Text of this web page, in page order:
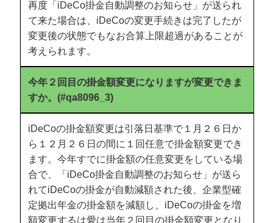
再度「iDeCo掛金自動調整のお知らせ」が送られ
て来た場合は、iDeCoの変更手続きは完了したが
変更後の状態でもなお合算上限超過があることが
考えられます。
今年２回目の掛金額変更になりますが変更できま
すか。(#qa8096_3)
iDeCoの掛金額変更は引落日基準で１月２６日か
ら１２月２６日の間に１回任意で掛金額変更でき
ます。今年すでに掛金額の任意変更をしている場
合で、「iDeCo掛金自動調整のお知らせ」が送ら
れてiDeCoの掛金が自動減額された後、企業型確
定拠出年金の掛金額を減額し、iDeCoの掛金を増
額変更するは愛は当年２回目の掛金額変更となり